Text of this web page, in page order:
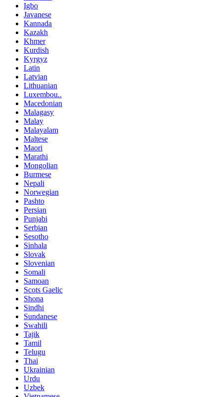
Igbo
Javanese
Kannada
Kazakh
Khmer
Kurdish
Kyrgyz
Latin
Latvian
Lithuanian
Luxembou..
Macedonian
Malagasy
Malay
Malayalam
Maltese
Maori
Marathi
Mongolian
Burmese
Nepali
Norwegian
Pashto
Persian
Punjabi
Serbian
Sesotho
Sinhala
Slovak
Slovenian
Somali
Samoan
Scots Gaelic
Shona
Sindhi
Sundanese
Swahili
Tajik
Tamil
Telugu
Thai
Ukrainian
Urdu
Uzbek